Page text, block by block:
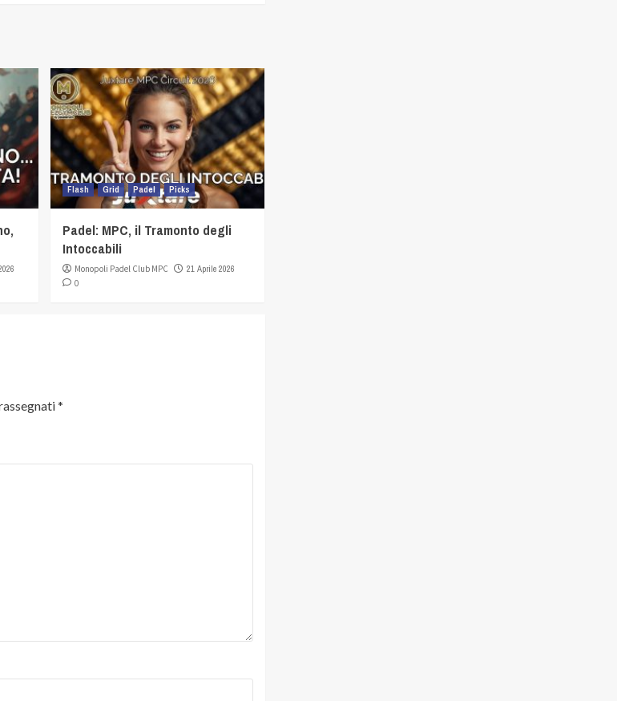
Flash Grid Padel Picks
Padel: MPC, il Tramonto degli
Intoccabili
Monopoli Padel Club MPC
21 Aprile 2026
0
*